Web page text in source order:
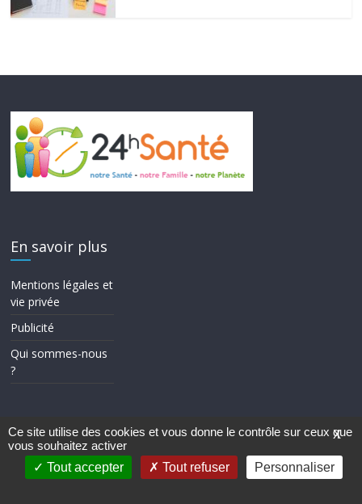
En savoir plus
Mentions légales et
vie privée
Publicité
Qui sommes-nous
?
Copyright © 2026
Theme ColorMag par
ThemeGrill.. Propulsé parWordPress.
X
Ce site utilise des cookies et vous donne le contrôle sur ceux que
vous souhaitez activer
Tout accepter
Tout refuser Personnaliser